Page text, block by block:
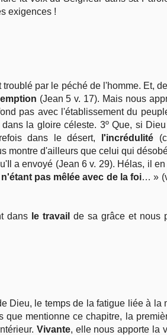
exigences !
par le péché de l'homme. Et,
(Jean 5 v. 17). Mais nous
pas avec l'établissement du
la gloire céleste. 3º Que, si
dans le désert,
l'incrédulité
montre d'ailleurs que celui qui
a envoyé (Jean 6 v. 29). Hélas, il
n'étant pas mêlée avec de la foi… »
dans le travail de sa grâce et nous
Dieu, le temps de la fatigue liée à la
que mentionne ce chapitre, la
Vivante, elle nous apporte la